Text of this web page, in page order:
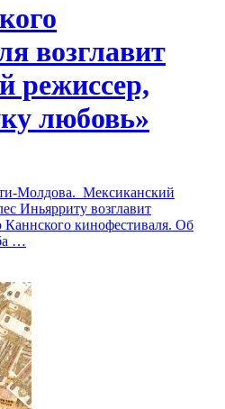
возглавит
режиссер,
любовь»
Молдова. Мексиканский
Иньярриту возглавит
кинофестиваля. Об
…